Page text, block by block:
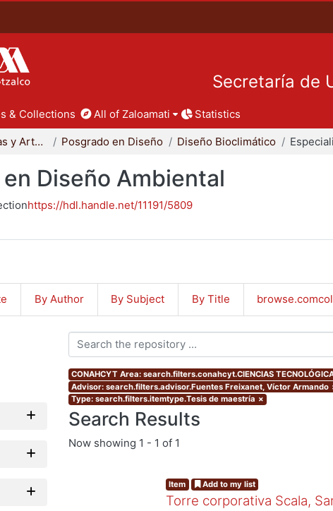
Secretaría de
& Collections All of Zaloamati Statistics
División de Ciencias y Artes para el Diseño Posgrado en Diseño Diseño Bioclimático
Diseño Ambiental
https://hdl.handle.net/11191/5809
By Author By Subject By Title
CONAHCYT Area: search.filters.conahcyt.CIENCIAS
Advisor: search.filters.advisor.Fuentes Freixanet, Víctor Armando
Type: search.filters.itemtype.Tesis de maestría ×
Search Results
Now showing 1 - 1 of 1
Item Add to my list
Torre corporativa Scala,